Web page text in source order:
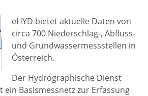
eHYD bietet aktuelle Daten von
circa 700 Niederschlag-, Abfluss-
und Grundwassermessstellen in
Österreich.
Der Hydrographische Dienst
Basismessnetz zur Erfassung